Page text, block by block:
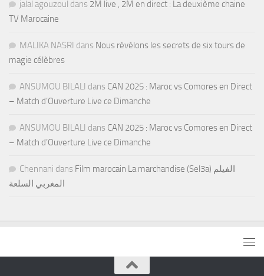
jalal agouzoul dans 2M live , 2M en direct : La deuxième chaine
TV Marocaine
MALIKA NASRI dans Nous révélons les secrets de six tours de
magie célèbres
ANSUMOU BILALI dans CAN 2025 : Maroc vs Comores en Direct
– Match d’Ouverture Live ce Dimanche
ANSUMOU BILALI dans CAN 2025 : Maroc vs Comores en Direct
– Match d’Ouverture Live ce Dimanche
Chennani dans Film marocain La marchandise (Sel3a) الفيلم
المغربي السلعة